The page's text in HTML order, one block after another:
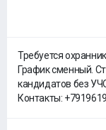
Требуется охранник
График сменный.
кандидатов без
Контакты: